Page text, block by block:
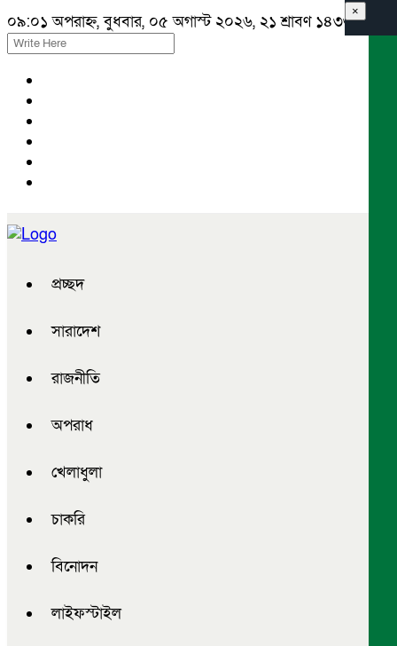
০৯:০১ অপরাহ্ন, বুধবার, ০৫ অগাস্ট ২০২৬, ২১ শ্রাবণ ১৪৩৩ বঙ্গাব্দ
প্রচ্ছদ
সারাদেশ
রাজনীতি
অপরাধ
খেলাধুলা
চাকরি
বিনোদন
লাইফস্টাইল
×